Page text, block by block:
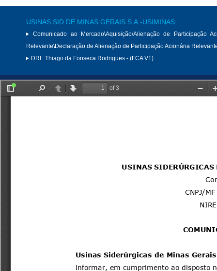
USINAS SID DE MINAS GERAIS S.A.-USIMINAS
Comunicado ao Mercado\Aquisição/Alienação de Participação
Relevante\Declaração de Alienação de Participação Acionária
DRI: Thiago da Fonseca Rodrigues - (FCA V1)